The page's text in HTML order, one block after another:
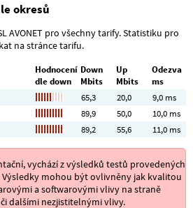
okresů
AVONET pro všechny tarify. Statistiku pro
na stránce tarifu.
Hodnocení
dle down
Down
Mbits
Up
Mbits
Odezva
ms
65,3 20,0
9,0 ms
89,9 50,0
10,0 ms
89,2 55,6 11,0 ms
vychází z výsledků testů provedených
mohou být ovlivněny jak kvalitou
a softwarovými vlivy na straně
dalšími nezjistitelnými vlivy.